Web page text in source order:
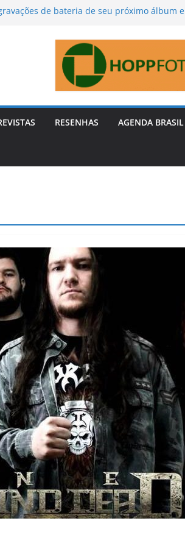
de bateria de seu próximo álbum e
War Metal: Banda Holocausto celebra 40
sonora e o Dia do Heavy Metal Mineiro
ao clássico do Horror Suspiria
videoclip para a nova versão de ‘The
RESENHAS AGENDA BRASIL